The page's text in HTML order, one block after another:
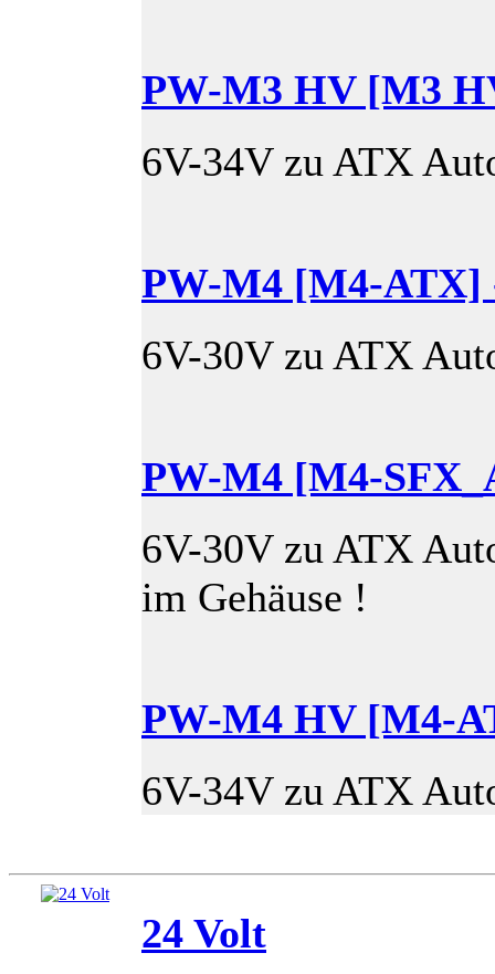
PW-M3 HV [M3
6V-34V zu ATX
PW-M4 [M4-ATX]
6V-30V zu ATX
PW-M4 [M4-
6V-30V zu ATX
im Gehäuse !
PW-M4 HV [M4-
6V-34V zu ATX
24 Volt